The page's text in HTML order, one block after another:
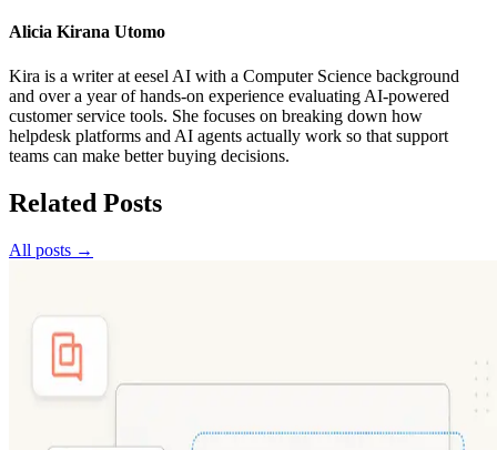
Alicia Kirana Utomo
Kira is a writer at eesel AI with a Computer Science background
and over a year of hands-on experience evaluating AI-powered
customer service tools. She focuses on breaking down how
helpdesk platforms and AI agents actually work so that support
teams can make better buying decisions.
Related Posts
All posts →